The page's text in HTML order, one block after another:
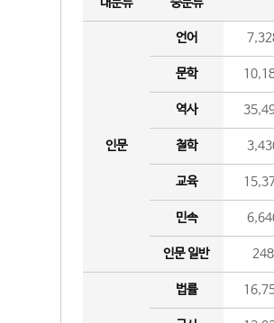
인문
언어
문학
역사
철학
교육
민속
인문 일반 248
법률